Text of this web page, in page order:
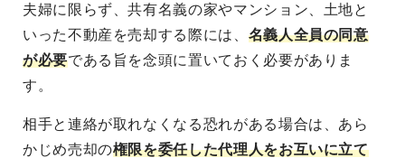
夫婦に限らず、共有名義の家やマンション、土地と
いった不動産を売却する際には、 名義人全員の同意
が必要である旨を念頭に置いておく必要がありま
す。
相手と連絡が取れなくなる恐れがある場合は、あら
かじめ売却の権限を委任した代理人をお互いに立て